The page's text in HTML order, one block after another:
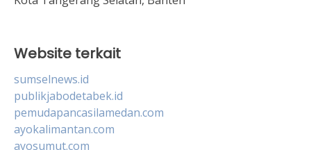
Website terkait
sumselnews.id
publikjabodetabek.id
pemudapancasilamedan.com
ayokalimantan.com
ayosumut.com